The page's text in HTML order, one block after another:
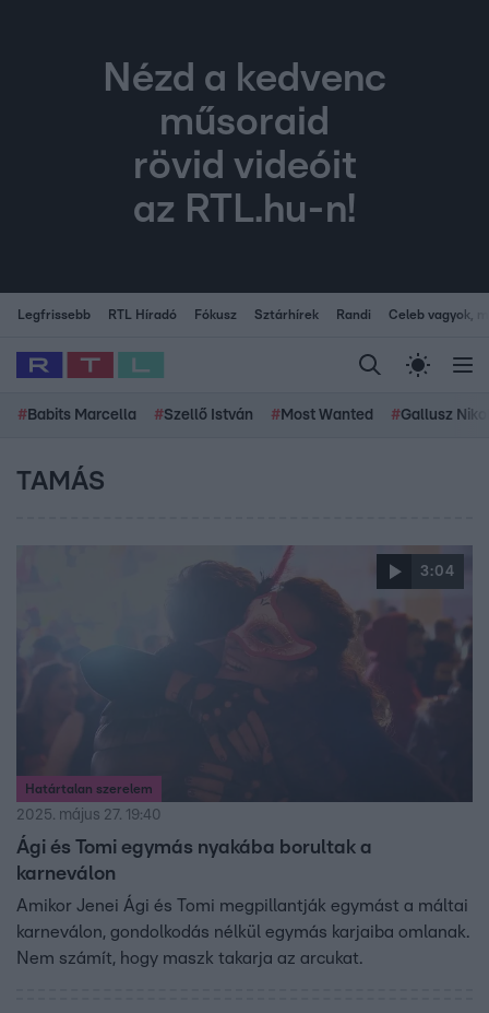
Nézd a kedvenc
műsoraid
rövid videóit
az RTL.hu-n!
Legfrissebb RTL Híradó Fókusz Sztárhírek Randi Celeb vagyok,
# Babits Marcella #Szellő István # Most Wanted #Gallusz
TAMÁS
3:04
Határtalan szerelem
2025. május 27. 19:40
Ági és Tomi egymás nyakába borultak a
karneválon
Amikor Jenei Ági és Tomi megpillantják egymást a máltai
karneválon, gondolkodás nélkül egymás karjaiba omlanak.
Nem számít, hogy maszk takarja az arcukat.